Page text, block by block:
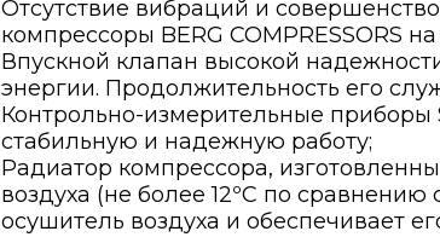
Отсутствие вибраций и
компрессоры BERG COMPRESSORS
Впускной клапан высокой
энергии. Продолжительность его
Контрольно-измерительные
стабильную и надежную работу;
Радиатор компрессора,
воздуха (не более 12ºС по
осушитель воздуха и обеспечивает